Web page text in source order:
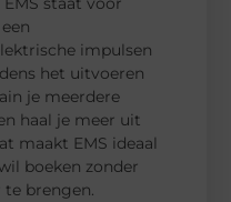
impulsen
het uitvoeren
je meerdere
haal je meer uit
maakt EMS ideaal
boeken zonder
brengen.